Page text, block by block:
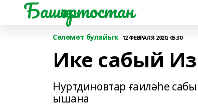
Башҡортостан
Сәләмәт булайыҡ 12 ФЕВРАЛЯ 2020, 05:30
Ике сабый
Нуртдиновтар ғаиләһе
ышана